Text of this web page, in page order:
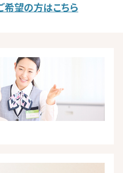
希望の方はこちら